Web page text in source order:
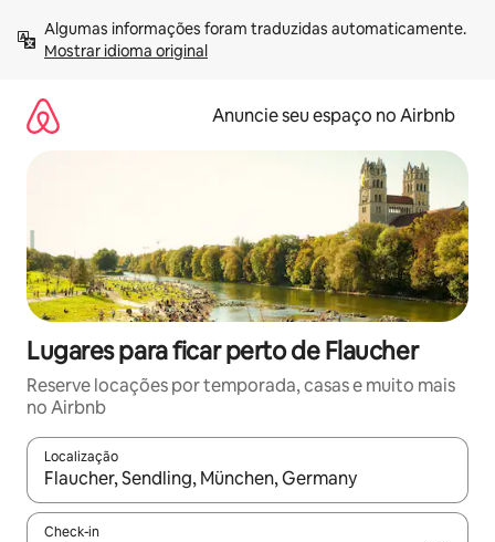
para
Mostrar idioma original
Anuncie seu espaço no Airbnb
Lugares para ficar perto de Flaucher
Reserve locações por temporada, casas e muito mais
no Airbnb
Localização
Quando os resultados estiverem disponíveis, explore-os
Check-in